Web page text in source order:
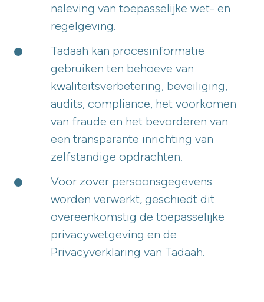
naleving van toepasselijke wet- en
regelgeving.
Tadaah kan procesinformatie
gebruiken ten behoeve van
kwaliteitsverbetering, beveiliging,
audits, compliance, het voorkomen
van fraude en het bevorderen van
een transparante inrichting van
zelfstandige opdrachten.
Voor zover persoonsgegevens
worden verwerkt, geschiedt dit
overeenkomstig de toepasselijke
privacywetgeving en de
Privacyverklaring van Tadaah.